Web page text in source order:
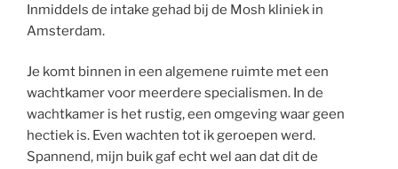
Inmiddels de intake gehad bij de Mosh kliniek in
Amsterdam.
Je komt binnen in een algemene ruimte met een
wachtkamer voor meerdere specialismen. In de
wachtkamer is het rustig, een omgeving waar geen
hectiek is. Even wachten tot ik geroepen werd.
Spannend, mijn buik gaf echt wel aan dat dit de